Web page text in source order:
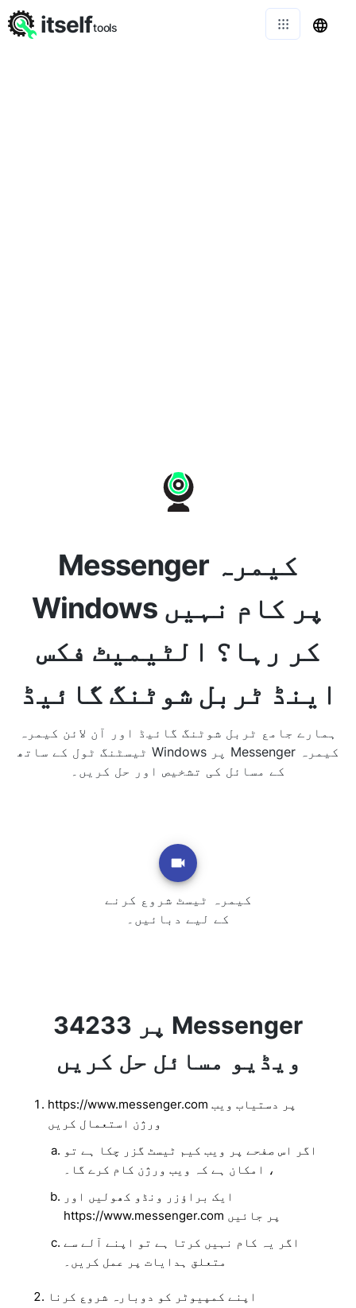
Messenger کیمرہ
Windows پر کام نہیں
کر رہا؟ الٹیمیٹ فکس
اینڈ ٹربل شوٹنگ گائیڈ
ہمارے جامع ٹربل شوٹنگ گائیڈ اور آن لائن کیمرہ
ٹیسٹنگ ٹول کے ساتھ Windows پر Messenger کیمرہ
کے مسائل کی تشخیص اور حل کریں۔
کیمرہ ٹیسٹ شروع کرنے
کے لیے دبائیں۔
34233 پر Messenger
ویڈیو مسائل حل کریں
https://www.messenger.com پر دستیاب ویب
ورژن استعمال کریں
اگر اس صفحے پر ویب کیم ٹیسٹ گزر چکا ہے تو
، امکان ہے کہ ویب ورژن کام کرے گا۔
ایک براؤزر ونڈو کھولیں اور
https://www.messenger.com پر جائیں
اگر یہ کام نہیں کرتا ہے تو اپنے آلے سے
متعلق ہدایات پر عمل کریں۔
اپنے کمپیوٹر کو دوبارہ شروع کرنا
itselftools